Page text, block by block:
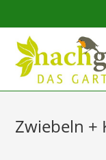
Sidebar-
Inhalt
Zwiebeln +